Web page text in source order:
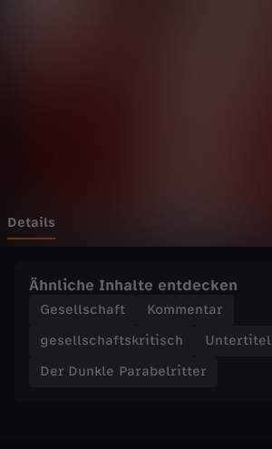
a
b
e
l
Details
Ähnliche Inhalte entdecken
Gesellschaft
Kommentar
gesellschaftskritisch
Untertitel
Der Dunkle Parabelritter